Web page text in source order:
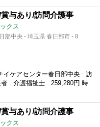
与あり/訪問介護事
クス
部中央 - 埼玉県 春日部市 - 8
イケアセンター春日部中央 : 訪
: 介護福祉士 : 259,280円 時
与あり/訪問介護事
クス